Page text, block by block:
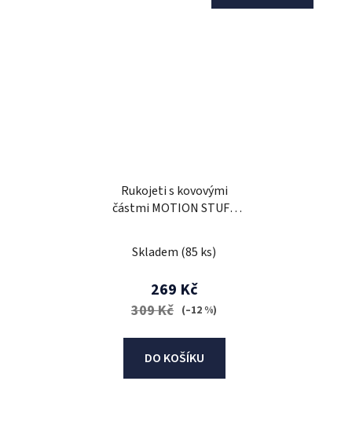
Rukojeti s kovovými
částmi MOTION STUFF
Skladem (85 ks)
269 Kč
309 Kč (–12 %)
DO KOŠÍKU